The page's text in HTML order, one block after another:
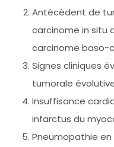
Antécédent de
carcinome in situ
carcinome baso-
Signes cliniques
tumorale
Insuffisance
infarctus du
Pneumopathie en